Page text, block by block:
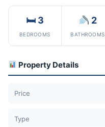
🛏 3
BEDROOMS
2
BATHROOMS
Property Details
Price
Type